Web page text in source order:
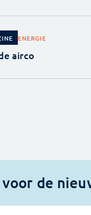
ENERGIE
airco
de